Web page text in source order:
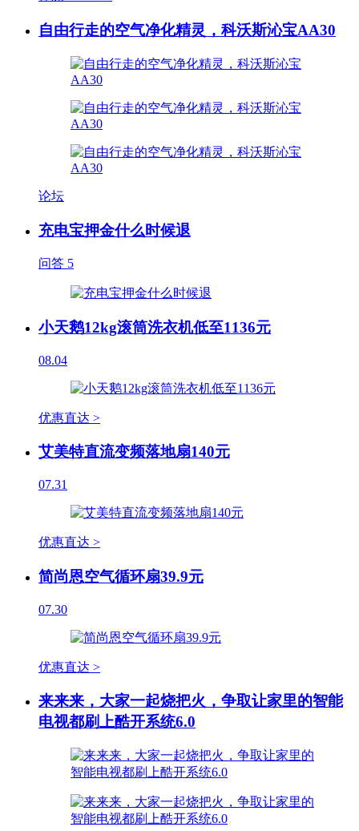
自由行走的空气净化精灵，科沃斯沁宝AA30
论坛
充电宝押金什么时候退
问答 5
小天鹅12kg滚筒洗衣机低至1136元
08.04
优惠直达 >
艾美特直流变频落地扇140元
07.31
优惠直达 >
简尚恩空气循环扇39.9元
07.30
优惠直达 >
来来来，大家一起烧把火，争取让家里的智能
电视都刷上酷开系统6.0